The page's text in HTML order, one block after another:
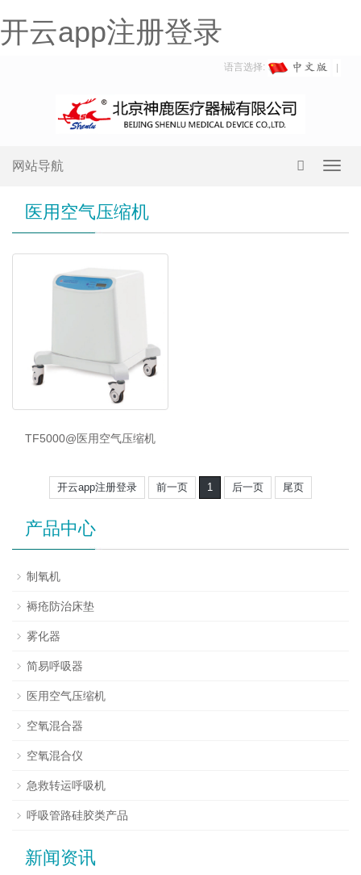
开云app注册登录
语言选择:
网站导航
医用空气压缩机
TF5000@医用空气压缩机
开云app注册登录 前一页 1 后一页 尾页
产品中心
制氧机
褥疮防治床垫
雾化器
简易呼吸器
医用空气压缩机
空氧混合器
空氧混合仪
急救转运呼吸机
呼吸管路硅胶类产品
新闻资讯